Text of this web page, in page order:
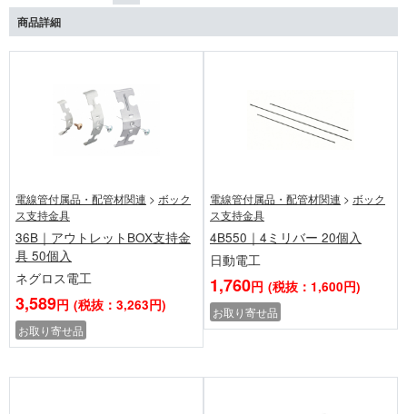
商品詳細
電線管付属品・配管材関連 > ボック
ス支持金具
36B｜アウトレットBOX支持金
具 50個入
ネグロス電工
3,589円 (税抜：3,263円)
お取り寄せ品
電線管付属品・配管材関連 > ボック
ス支持金具
4B550｜4ミリバー 20個入
日動電工
1,760円 (税抜：1,600円)
お取り寄せ品